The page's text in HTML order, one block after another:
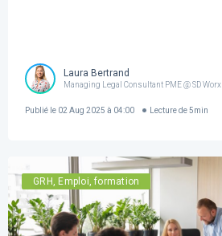
Laura Bertrand
Managing Legal Consultant PME @ SD Worx
Publié le 02 Aug 2025 à 04:00 Lecture de 5min
GRH, Emploi, formation